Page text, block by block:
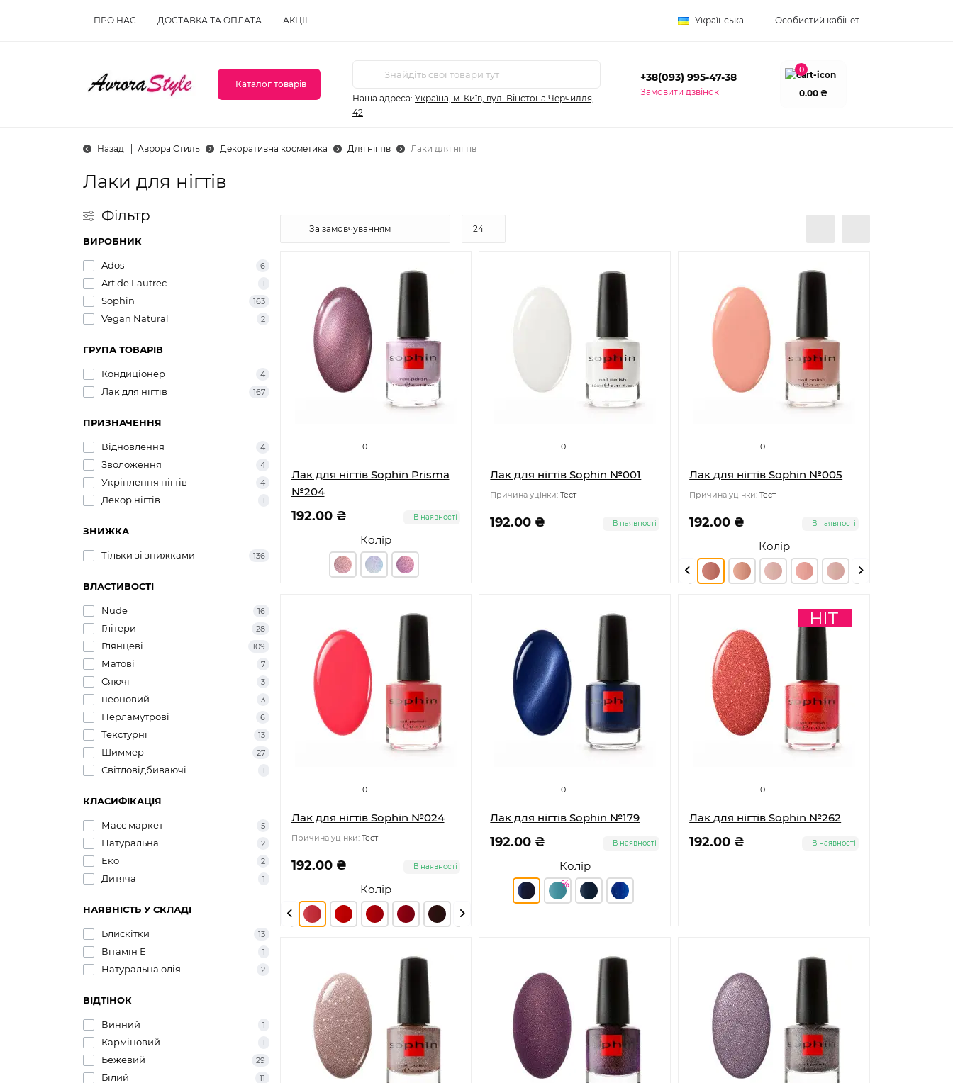
ПРО НАС ДОСТАВКА ТА ОПЛАТА АКЦІЇ Українська Особистий кабінет
Каталог товарів
Наша адреса: Україна, м. Київ, вул. Вінстона Черчилля,
42
+38(093) 995-47-38
Замовити дзвінок
0
0.00 ₴
Назад Аврора Стиль Декоративна косметика Для нігтів Лаки для нігтів
Лаки для нігтів
Фільтр
ВИРОБНИК
Ados 6
Art de Lautrec 1
Sophin 163
Vegan Natural 2
ГРУПА ТОВАРІВ
Кондиціонер 4
Лак для нігтів 167
ПРИЗНАЧЕННЯ
Відновлення 4
Зволоження 4
Укріплення нігтів 4
Декор нігтів 1
ЗНИЖКА
Тільки зі знижками 136
ВЛАСТИВОСТІ
Nude 16
Глітери 28
Глянцеві 109
Матові 7
Сяючі 3
неоновий 3
Перламутрові 6
Текстурні 13
Шиммер 27
Світловідбиваючі 1
КЛАСИФІКАЦІЯ
Масс маркет 5
Натуральна 2
Еко 2
Дитяча 1
НАЯВНІСТЬ У СКЛАДІ
Блискітки 13
Вітамін Е 1
Натуральна олія 2
ВІДТІНОК
Винний 1
Карміновий 1
Бежевий 29
Білий 11
0
Лак для нігтів Sophin Prisma
№204
Колір
192.00 ₴ В наявності
0
Лак для нігтів Sophin №001
Причина уцінки: Тест
192.00 ₴ В наявності
0
Лак для нігтів Sophin №005
Причина уцінки: Тест
Колір
192.00 ₴ В наявності
0
Лак для нігтів Sophin №024
Причина уцінки: Тест
Колір
192.00 ₴ В наявності
0
Лак для нігтів Sophin №179
Колір
192.00 ₴ В наявності
0
Лак для нігтів Sophin №262
192.00 ₴ В наявності